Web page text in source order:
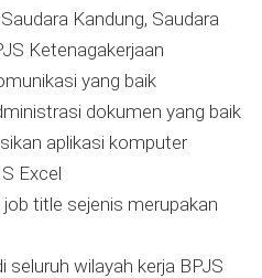
Kandung, Saudara
Ketenagakerjaan
yang baik
dokumen yang baik
aplikasi komputer
Excel
title sejenis merupakan
seluruh wilayah kerja BPJS